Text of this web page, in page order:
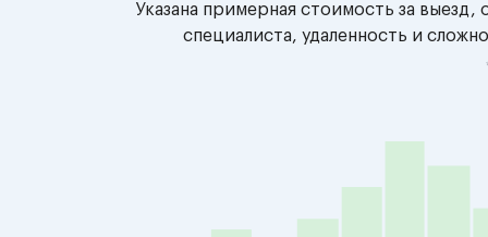
Указана примерная стоимость за
специалиста, удаленность и